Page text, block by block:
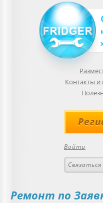
Контакты
Войти
Ремонт по